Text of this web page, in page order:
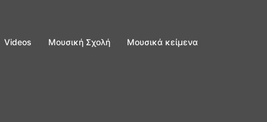
Videos Μουσική Σχολή Μουσικά κείμενα